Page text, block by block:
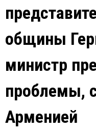
общины
министр
проблемы,
Арменией